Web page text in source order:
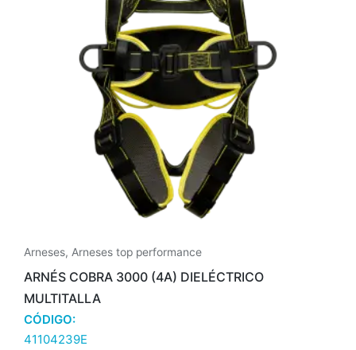
Arneses, Arneses top performance
ARNÉS COBRA 3000 (4A) DIELÉCTRICO
MULTITALLA
CÓDIGO:
41104239E